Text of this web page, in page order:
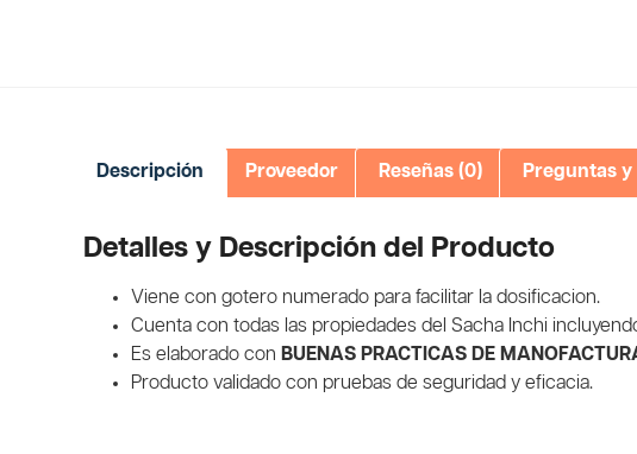
Descripción Proveedor Reseñas (0) Preguntas
Detalles y Descripción del Producto
Viene con gotero numerado para facilitar la dosificacion.
Cuenta con todas las propiedades del Sacha Inchi
Es elaborado con BUENAS PRACTICAS DE
Producto validado con pruebas de seguridad y eficacia.